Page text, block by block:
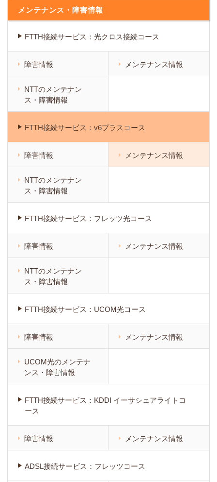
メンテナンス・障害情報
FTTH接続サービス：光クロス接続コース
障害情報 メンテナンス情報
NTTのメンテナン
ス・障害情報
FTTH接続サービス：v6プラスコース
障害情報 メンテナンス情報
NTTのメンテナン
ス・障害情報
FTTH接続サービス：フレッツ光コース
障害情報 メンテナンス情報
NTTのメンテナン
ス・障害情報
FTTH接続サービス：UCOM光コース
障害情報 メンテナンス情報
UCOM光のメンテナ
ンス・障害情報
FTTH接続サービス：KDDI イーサシェアライトコ
ース
障害情報 メンテナンス情報
ADSL接続サービス：フレッツコース